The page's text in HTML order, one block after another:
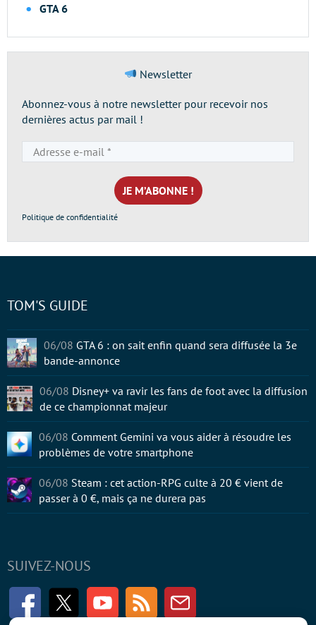
GTA 6
Newsletter
Abonnez-vous à notre newsletter pour recevoir nos
dernières actus par mail !
e-
mail
*
Politique de confidentialité
SUIVEZ-NOUS
FacebookTwitter Youtube RSS Newsletter
TOM'S GUIDE
06/08 GTA 6 : on sait enfin quand sera diffusée la 3e
bande-annonce
06/08 Disney+ va ravir les fans de foot avec la diffusion
de ce championnat majeur
06/08 Comment Gemini va vous aider à résoudre les
problèmes de votre smartphone
06/08 Steam : cet action-RPG culte à 20 € vient de
passer à 0 €, mais ça ne durera pas